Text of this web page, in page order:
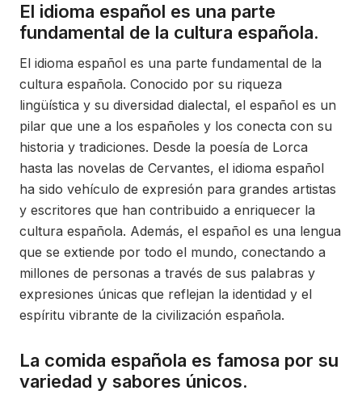
El idioma español es una parte
fundamental de la cultura española.
El idioma español es una parte fundamental de la
cultura española. Conocido por su riqueza
lingüística y su diversidad dialectal, el español es un
pilar que une a los españoles y los conecta con su
historia y tradiciones. Desde la poesía de Lorca
hasta las novelas de Cervantes, el idioma español
ha sido vehículo de expresión para grandes artistas
y escritores que han contribuido a enriquecer la
cultura española. Además, el español es una lengua
que se extiende por todo el mundo, conectando a
millones de personas a través de sus palabras y
expresiones únicas que reflejan la identidad y el
espíritu vibrante de la civilización española.
La comida española es famosa por su
variedad y sabores únicos.